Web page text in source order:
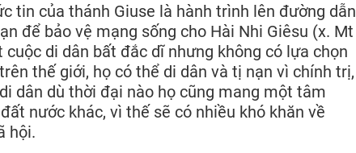
tin của thánh Giuse là hành trình lên đường dẫn
để bảo vệ mạng sống cho Hài Nhi Giêsu (x. Mt
di dân bất đắc dĩ nhưng không có lựa chọn
thế giới, họ có thể di dân và tị nạn vì chính trị,
dân dù thời đại nào họ cũng mang một tâm
nước khác, vì thế sẽ có nhiều khó khăn về
hội.